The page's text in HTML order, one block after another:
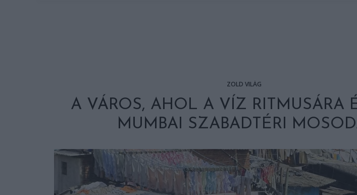
ZÖLD VILÁG
A VÁROS, AHOL A VÍZ RITMUSÁRA
MUMBAI SZABADTÉRI